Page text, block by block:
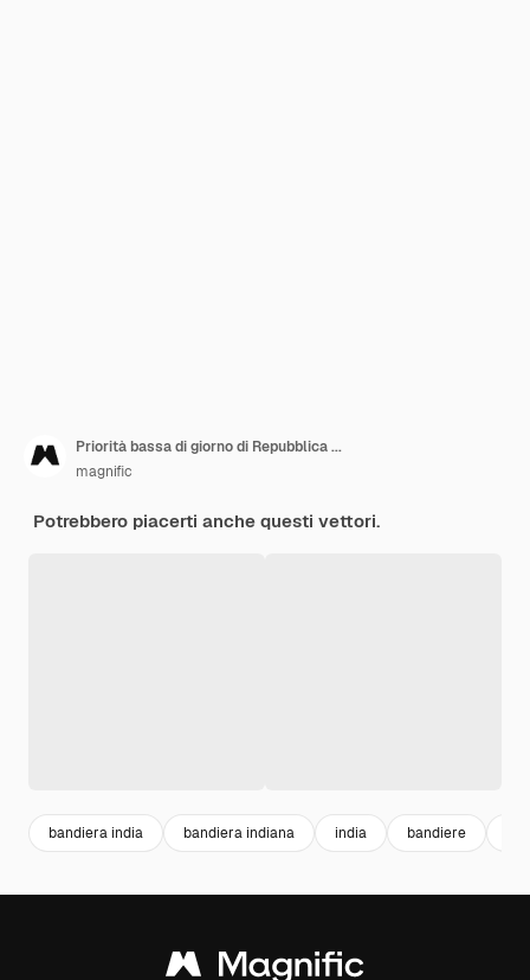
Priorità bassa di giorno di Repubblica ...
magnific
Potrebbero piacerti anche questi vettori.
bandiera india bandiera indiana india bandiere